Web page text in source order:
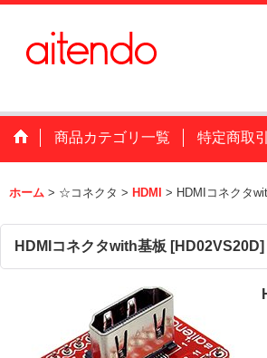
商品カテゴリ一覧 特定商取
ホーム > ☆コネクタ > HDMI > HDMIコネクタ
HDMIコネクタwith基板 [HD02VS20D]